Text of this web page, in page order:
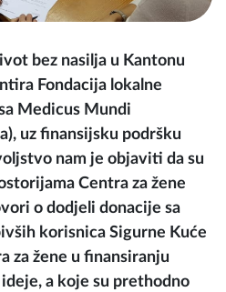
bez nasilja u Kantonu
Fondacija lokalne
Medicus Mundi
uz finansijsku podršku
nam je objaviti da su
Centra za žene
o dodjeli donacije sa
korisnica Sigurne Kuće
za žene u finansiranju
a koje su prethodno